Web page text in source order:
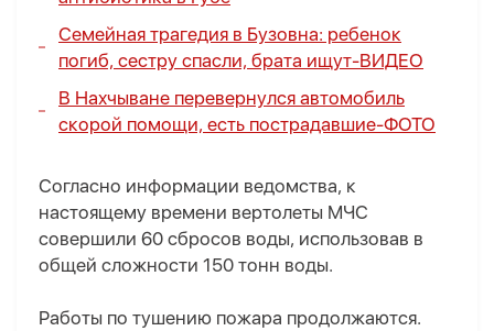
Семейная трагедия в Бузовна: ребенок
погиб, сестру спасли, брата ищут-ВИДЕО
В Нахчыване перевернулся автомобиль
скорой помощи, есть пострадавшие-ФОТО
Согласно информации ведомства, к
настоящему времени вертолеты МЧС
совершили 60 сбросов воды, использовав в
общей сложности 150 тонн воды.
Работы по тушению пожара продолжаются.